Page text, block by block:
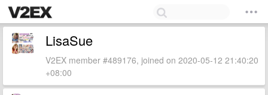
LisaSue
V2EX member #489176, joined on 2020-05-12 21:40:20
+08:00